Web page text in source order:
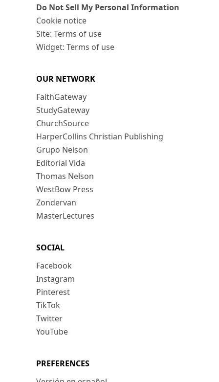
Do Not Sell My Personal Information
Cookie notice
Site: Terms of use
Widget: Terms of use
OUR NETWORK
FaithGateway
StudyGateway
ChurchSource
HarperCollins Christian Publishing
Grupo Nelson
Editorial Vida
Thomas Nelson
WestBow Press
Zondervan
MasterLectures
SOCIAL
Facebook
Instagram
Pinterest
TikTok
Twitter
YouTube
PREFERENCES